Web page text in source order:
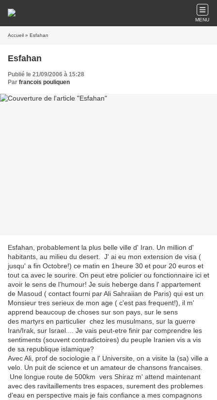
MENU
Accueil » Esfahan
Esfahan
Publié le 21/09/2006 à 15:28
Par francois pouliquen
Esfahan, probablement la plus belle ville d' Iran. Un million d'
habitants, au milieu du desert. J' ai eu mon extension de visa (
jusqu' a fin Octobre!) ce matin en 1heure 30 et pour 20 euros et
tout ca avec le sourire. On peut etre policier ou fonctionnaire ici et
avoir le sens de l'humour! Je suis heberge dans l' appartement
de Masoud ( contact fourni par Ali Sahraiian de Paris) qui est un
Monsieur tres serieux de mon age ( c'est pas frequent!), il m'
apprend beaucoup de choses sur son pays, sur le sens
des martyrs en particulier chez les musulmans, sur la guerre
Iran/Irak, sur Israel.... Je vais peut-etre finir par comprendre les
sentiments (souvent contradictoires) du peuple Iranien vis a vis
de sa republique islamique?
Avec Ali, prof de sociologie a l' Universite, on a visite la (sa) ville a
velo. Un puit de science et un amateur de chansons francaises.
Une longue route de 500km vers Shiraz m' attend maintenant
avec des ravitaillements tres espaces, surement des problemes
d'eau en perspective mais je fais confiance a mes compagnons